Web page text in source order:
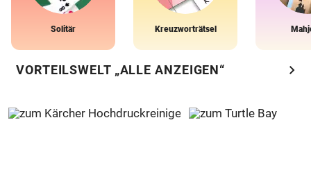
Solitär Kreuzworträtsel
VORTEILSWELT „ALLE ANZEIGEN“ chevron_right